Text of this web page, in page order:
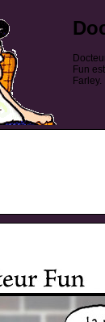
Fun
Farley.